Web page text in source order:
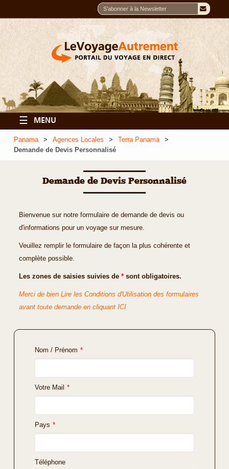
☰ MENU
Panama Agences Locales
Terra Panama
Demande de Devis Personnalisé
Demande de Devis Personnalisé
Bienvenue sur notre formulaire de demande de devis ou
d'informations pour un voyage sur mesure.
Veuillez remplir le formulaire de façon la plus cohérente et
complète possible.
Les zones de saisies suivies de * sont obligatoires.
Merci de bien Lire les Conditions d'Utilisation des formulaires
avant toute demande en cliquant ICI
Nom / Prénom *
Votre Mail *
Pays *
Téléphone